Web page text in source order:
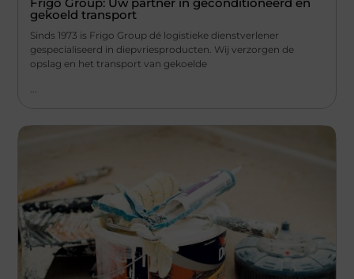
gekoeld transport
Sinds 1973 is Frigo Group dé logistieke dienstverlener
gespecialiseerd in diepvriesproducten. Wij verzorgen de
opslag en het transport van gekoelde
...